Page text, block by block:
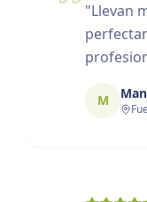
"Llevan
M